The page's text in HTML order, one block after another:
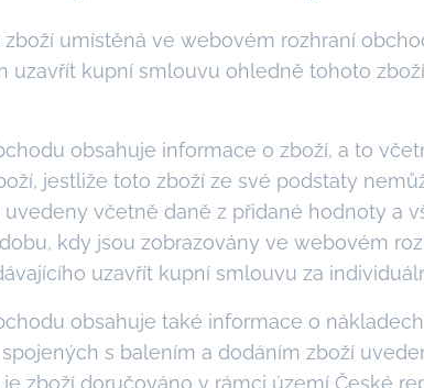
umístěná ve webovém rozhraní
uzavřít kupní smlouvu ohledně tohoto
obsahuje informace o zboží, a to
jestliže toto zboží ze své podstaty
uvedeny včetně daně z přidané hodnoty a
kdy jsou zobrazovány ve webovém
uzavřít kupní smlouvu za
obsahuje také informace o
s balením a dodáním zboží
zboží doručováno v rámci území České